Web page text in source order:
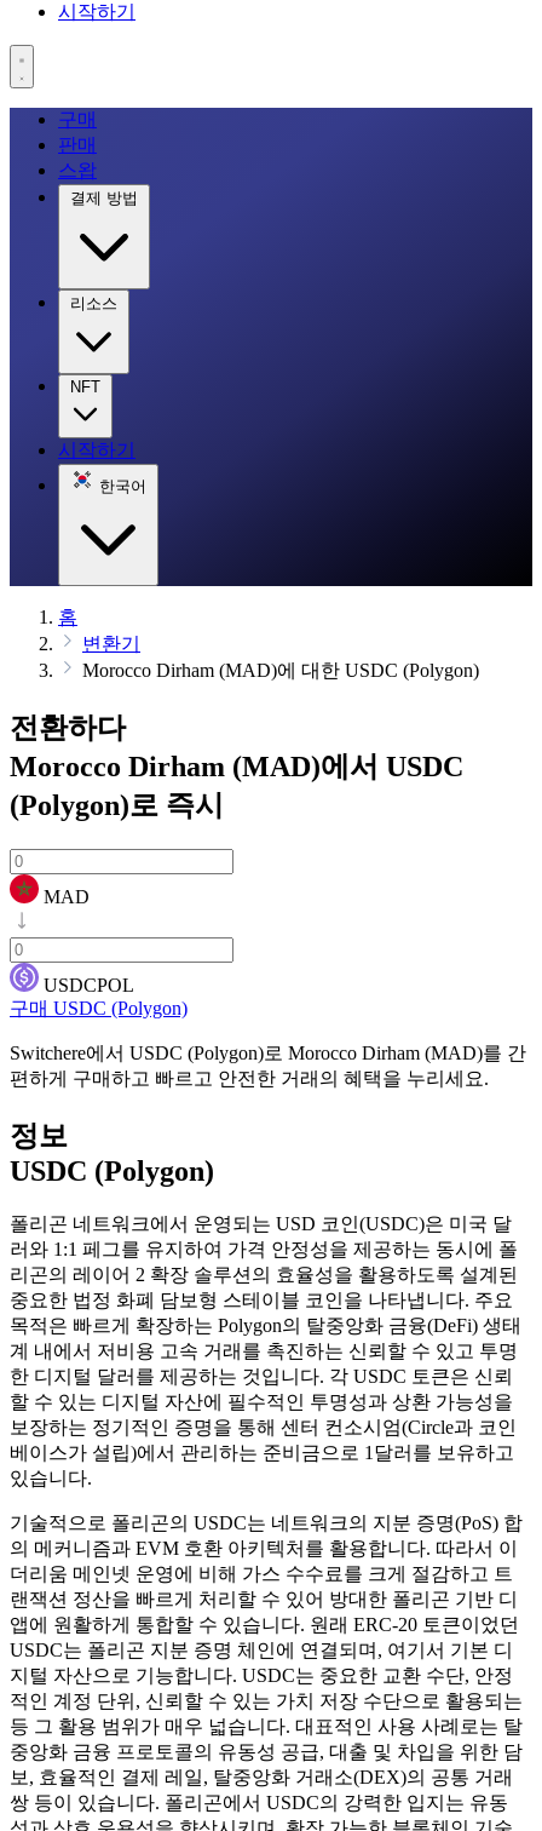
시작하기
구매
판매
스왑
결제 방법
리소스
NFT
시작하기
한국어
홈
변환기
Morocco Dirham (MAD)에 대한 USDC (Polygon)
전환하다
Morocco Dirham (MAD)에서 USDC
(Polygon)로 즉시
MAD
USDCPOL
구매 USDC (Polygon)
Switchere에서 USDC (Polygon)로 Morocco Dirham (MAD)를 간
편하게 구매하고 빠르고 안전한 거래의 혜택을 누리세요.
정보
USDC (Polygon)
폴리곤 네트워크에서 운영되는 USD 코인(USDC)은 미국 달
러와 1:1 페그를 유지하여 가격 안정성을 제공하는 동시에 폴
리곤의 레이어 2 확장 솔루션의 효율성을 활용하도록 설계된
중요한 법정 화폐 담보형 스테이블 코인을 나타냅니다. 주요
목적은 빠르게 확장하는 Polygon의 탈중앙화 금융(DeFi) 생태
계 내에서 저비용 고속 거래를 촉진하는 신뢰할 수 있고 투명
한 디지털 달러를 제공하는 것입니다. 각 USDC 토큰은 신뢰
할 수 있는 디지털 자산에 필수적인 투명성과 상환 가능성을
보장하는 정기적인 증명을 통해 센터 컨소시엄(Circle과 코인
베이스가 설립)에서 관리하는 준비금으로 1달러를 보유하고
있습니다.
기술적으로 폴리곤의 USDC는 네트워크의 지분 증명(PoS) 합
의 메커니즘과 EVM 호환 아키텍처를 활용합니다. 따라서 이
더리움 메인넷 운영에 비해 가스 수수료를 크게 절감하고 트
랜잭션 정산을 빠르게 처리할 수 있어 방대한 폴리곤 기반 디
앱에 원활하게 통합할 수 있습니다. 원래 ERC-20 토큰이었던
USDC는 폴리곤 지분 증명 체인에 연결되며, 여기서 기본 디
지털 자산으로 기능합니다. USDC는 중요한 교환 수단, 안정
적인 계정 단위, 신뢰할 수 있는 가치 저장 수단으로 활용되는
등 그 활용 범위가 매우 넓습니다. 대표적인 사용 사례로는 탈
중앙화 금융 프로토콜의 유동성 공급, 대출 및 차입을 위한 담
보, 효율적인 결제 레일, 탈중앙화 거래소(DEX)의 공통 거래
쌍 등이 있습니다. 폴리곤에서 USDC의 강력한 입지는 유동